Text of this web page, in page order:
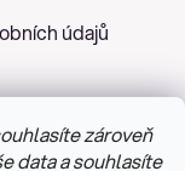
zároveň
data a souhlasíte
údajů